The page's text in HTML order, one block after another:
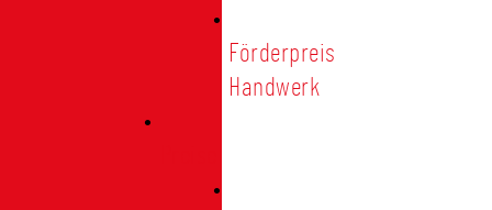
Förderpreis
Handwerk